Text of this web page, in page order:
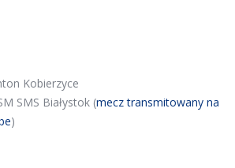
Kobierzyce
SMS Białystok (mecz transmitowany na
)